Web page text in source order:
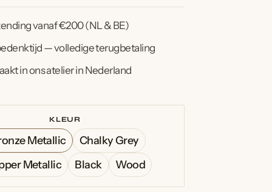
vanaf €200 (NL & BE)
— volledige terugbetaling
in ons atelier in Nederland
KLEUR
Metallic
Variant
uitverkocht
Chalky Grey
Variant
uitverkocht
Metallic
Variant
uitverkocht
Black
Variant
uitverkocht
Wood
Variant
uitverkochtgalerijweergave